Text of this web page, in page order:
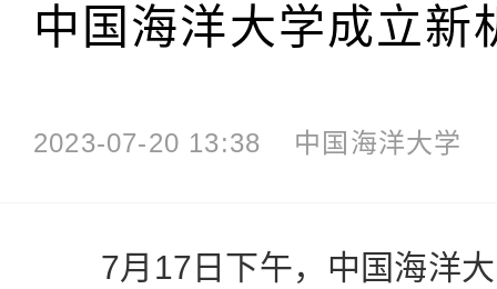
中国海洋大学成立新
2023-07-20 13:38 中国海洋大学
7月17日下午，中国海洋大